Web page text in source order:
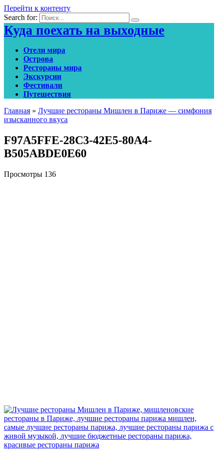
Перейти к контенту
Search for:
Куда поехать на выходные
Отели мира
Острова
Рестораны мира
Экскурсии
Фестивали
Путешествия
Главная » Лучшие рестораны Мишлен в Париже — симфония
изысканного вкуса
F97A5FFE-28C3-42E5-80A4-
B505ABDE0E60
Просмотры 136